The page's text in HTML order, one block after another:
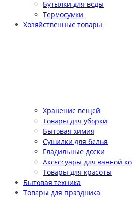
Бутылки для воды
Термосумки
Хозяйственные товары
Хранение вещей
Товары для уборки
Бытовая химия
Сушилки для белья
Гладильные доски
Аксессуары для ванной
Товары для красоты
Бытовая техника
Товары для праздника